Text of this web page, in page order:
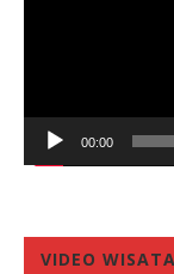
00:00
VIDEO